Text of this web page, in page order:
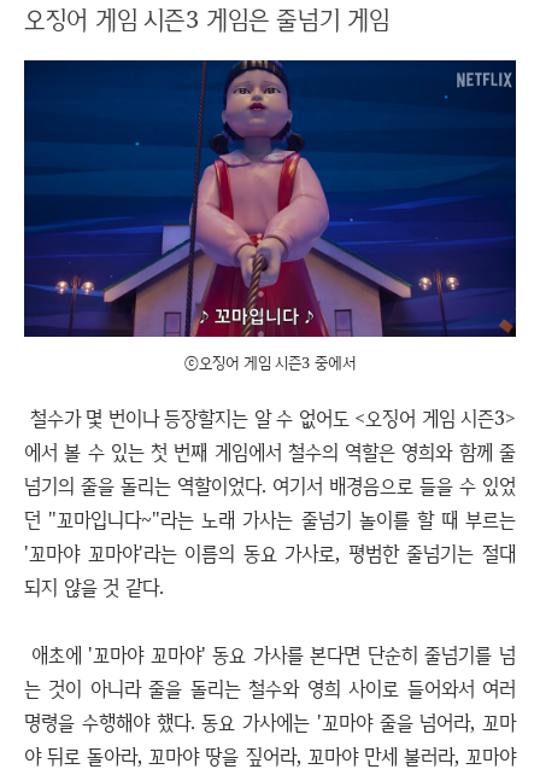
오징어 게임 시즌3 게임은 줄넘기 게임
ⓒ오징어 게임 시즌3 중에서
철수가 몇 번이나 등장할지는 알 수 없어도 <오징어 게임 시즌3>
에서 볼 수 있는 첫 번째 게임에서 철수의 역할은 영희와 함께 줄
넘기의 줄을 돌리는 역할이었다. 여기서 배경음으로 들을 수 있었
던 "꼬마입니다~"라는 노래 가사는 줄넘기 놀이를 할 때 부르는
'꼬마야 꼬마야'라는 이름의 동요 가사로, 평범한 줄넘기는 절대
되지 않을 것 같다.
애초에 '꼬마야 꼬마야' 동요 가사를 본다면 단순히 줄넘기를 넘
는 것이 아니라 줄을 돌리는 철수와 영희 사이로 들어와서 여러
명령을 수행해야 했다. 동요 가사에는 '꼬마야 줄을 넘어라, 꼬마
야 뒤로 돌아라, 꼬마야 땅을 짚어라, 꼬마야 만세 불러라, 꼬마야